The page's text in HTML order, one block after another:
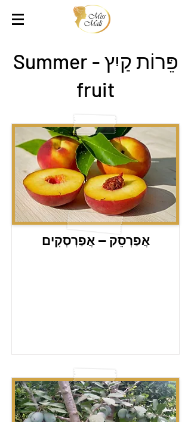
פֵּרוֹת קַיִץ - Summer
fruit
אֲפַרְסֵק – אֲפַרְסְקִים